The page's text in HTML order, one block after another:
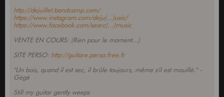
http://dejuillet.bandcamp.com/
https://www.instagram.com/deju(...)usic/
https://www.facebook.com/searc(...)music
VENTE EN COURS: (Rien pour le moment...)
SITE PERSO: http://guitare.perso.free.fr
"Un bois, quand il est sec, il brûle toujours, même s'il est mouillé." -
Gégé
Still my guitar gently weeps